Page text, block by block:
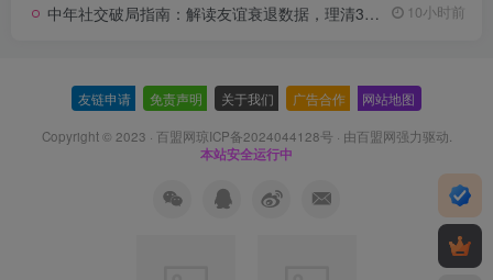
中年社交破局指南：解读友谊衰退数据，理清35岁后难交真心朋友的根源 10小时前
友链申请 免责声明 关于我们 广告合作 网站地图
Copyright © 2023 · 百盟网琼ICP备2024044128号 · 由百盟网强力驱动.
本站安全运行中